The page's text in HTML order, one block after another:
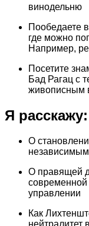
винодельню
Пообедаете
где можно
Например,
Посетите
Бад Рагац с
живописным
Я расскажу:
О
независимым
О правящей
современной
управлении
Как
нейтралитет